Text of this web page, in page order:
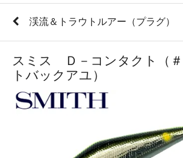
渓流＆トラウトルアー（プラグ）
スミス Ｄ－コンタクト（
トバックアユ）